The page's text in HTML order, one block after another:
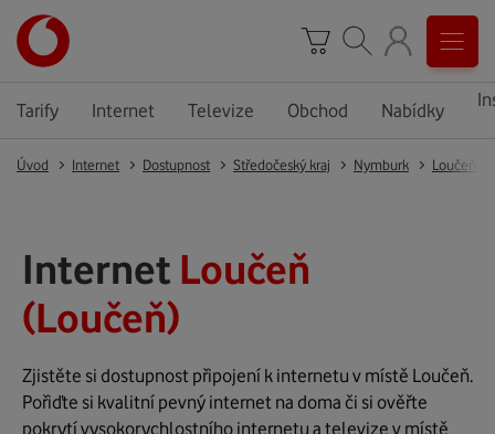
Tarify Internet Televize Obchod Nabídky
Úvod Internet Dostupnost Středočeský kraj Nymburk Loučeň
Internet Loučeň
(Loučeň)
Zjistěte si dostupnost připojení k internetu v místě Loučeň.
Pořiďte si kvalitní pevný internet na doma či si ověřte
pokrytí vysokorychlostního internetu a televize v místě